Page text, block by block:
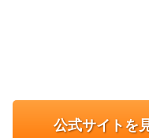
公式サイトを